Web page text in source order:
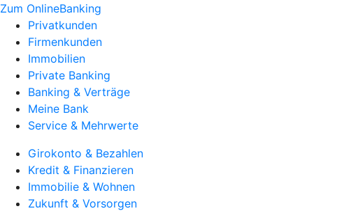
Zum OnlineBanking
Privatkunden
Firmenkunden
Immobilien
Private Banking
Banking & Verträge
Meine Bank
Service & Mehrwerte
Girokonto & Bezahlen
Kredit & Finanzieren
Immobilie & Wohnen
Zukunft & Vorsorgen